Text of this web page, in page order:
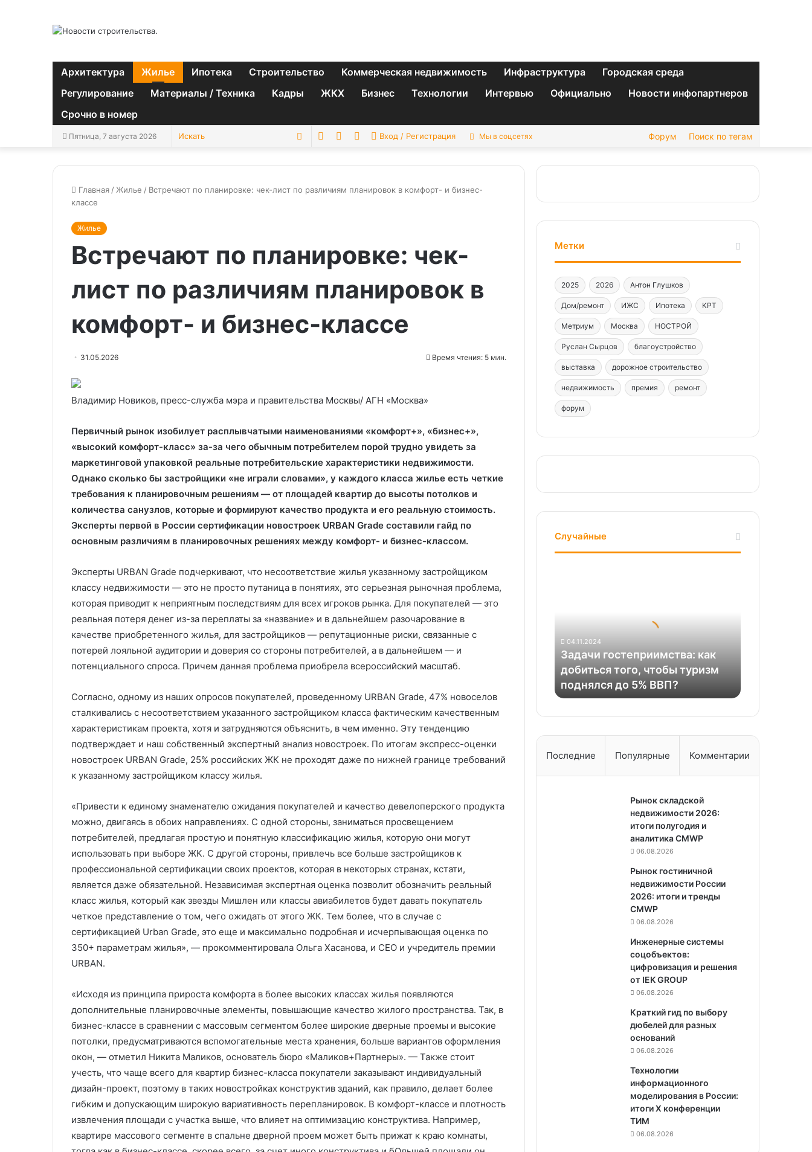
Архитектура Жилье Ипотека Строительство Коммерческая недвижимость Инфраструктура
Городская среда
Регулирование
Материалы / Техника Кадры ЖКХ Бизнес Технологии Интервью Официально
Новости инфопартнеров
Срочно в номер
Пятница, 7 августа 2026 Искать SwitchSidebarСлучайная
Вход / Регистрация Мы в соцсетях Форум Поиск по тегам
Главная / Жилье / Встречают по планировке: чек-лист по различиям планировок в комфорт- и бизнес-
классе
Жилье
Встречают по планировке: чек-
лист по различиям планировок в
комфорт- и бизнес-классе
31.05.2026 Время чтения: 5 мин.
Владимир Новиков, пресс-служба мэра и правительства Москвы/ АГН «Москва»
Первичный рынок изобилует расплывчатыми наименованиями «комфорт+», «бизнес+»,
«высокий комфорт-класс» за-за чего обычным потребителем порой трудно увидеть за
маркетинговой упаковкой реальные потребительские характеристики недвижимости.
Однако сколько бы застройщики «не играли словами», у каждого класса жилье есть четкие
требования к планировочным решениям — от площадей квартир до высоты потолков и
количества санузлов, которые и формируют качество продукта и его реальную стоимость.
Эксперты первой в России сертификации новостроек URBAN Grade составили гайд по
основным различиям в планировочных решениях между комфорт- и бизнес-классом.
Эксперты URBAN Grade подчеркивают, что несоответствие жилья указанному застройщиком
классу недвижимости — это не просто путаница в понятиях, это серьезная рыночная проблема,
которая приводит к неприятным последствиям для всех игроков рынка. Для покупателей — это
реальная потеря денег из-за переплаты за «название» и в дальнейшем разочарование в
качестве приобретенного жилья, для застройщиков — репутационные риски, связанные с
потерей лояльной аудитории и доверия со стороны потребителей, а в дальнейшем — и
потенциального спроса. Причем данная проблема приобрела всероссийский масштаб.
Согласно, одному из наших опросов покупателей, проведенному URBAN Grade, 47% новоселов
сталкивались с несоответствием указанного застройщиком класса фактическим качественным
характеристикам проекта, хотя и затрудняются объяснить, в чем именно. Эту тенденцию
подтверждает и наш собственный экспертный анализ новостроек. По итогам экспресс-оценки
новостроек URBAN Grade, 25% российских ЖК не проходят даже по нижней границе требований
к указанному застройщиком классу жилья.
«Привести к единому знаменателю ожидания покупателей и качество девелоперского продукта
можно, двигаясь в обоих направлениях. С одной стороны, заниматься просвещением
потребителей, предлагая простую и понятную классификацию жилья, которую они могут
использовать при выборе ЖК. С другой стороны, привлечь все больше застройщиков к
профессиональной сертификации своих проектов, которая в некоторых странах, кстати,
является даже обязательной. Независимая экспертная оценка позволит обозначить реальный
класс жилья, который как звезды Мишлен или классы авиабилетов будет давать покупатель
четкое представление о том, чего ожидать от этого ЖК. Тем более, что в случае с
сертификацией Urban Grade, это еще и максимально подробная и исчерпывающая оценка по
350+ параметрам жилья», — прокомментировала Ольга Хасанова, и CEO и учредитель премии
URBAN.
«Исходя из принципа прироста комфорта в более высоких классах жилья появляются
дополнительные планировочные элементы, повышающие качество жилого пространства. Так, в
бизнес-классе в сравнении с массовым сегментом более широкие дверные проемы и высокие
потолки, предусматриваются вспомогательные места хранения, больше вариантов оформления
окон, — отметил Никита Маликов, основатель бюро «Маликов+Партнеры». — Также стоит
учесть, что чаще всего для квартир бизнес-класса покупатели заказывают индивидуальный
дизайн-проект, поэтому в таких новостройках конструктив зданий, как правило, делает более
гибким и допускающим широкую вариативность перепланировок. В комфорт-классе и плотность
извлечения площади с участка выше, что влияет на оптимизацию конструктива. Например,
квартире массового сегменте в спальне дверной проем может быть прижат к краю комнаты,
Метки
2025 2026 Антон Глушков
Дом/ремонт ИЖС Ипотека КРТ
Метриум Москва НОСТРОЙ
Руслан Сырцов благоустройство
выставка дорожное строительство
недвижимость премия ремонт
форум
Случайные
туризм
поднялся
до
5%
ВВП?
04.11.2024
Задачи гостеприимства: как
добиться того, чтобы туризм
поднялся до 5% ВВП?
Последние Популярные Комментарии
Рынок складской
недвижимости 2026:
итоги полугодия и
аналитика CMWP
06.08.2026
Рынок гостиничной
недвижимости России
2026: итоги и тренды
CMWP
06.08.2026
Инженерные системы
соцобъектов:
цифровизация и решения
от IEK GROUP
06.08.2026
Краткий гид по выбору
дюбелей для разных
оснований
06.08.2026
Технологии
информационного
моделирования в России:
итоги X конференции
ТИМ
06.08.2026